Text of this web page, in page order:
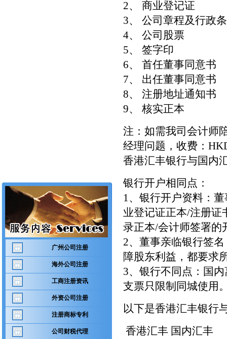
广州公司注册
海外公司注册
工商注册资讯
外资公司注册
注册商标专利
公司财税代理
2、 商业登记证
3、 公司章程及行政
4、 公司股票
5、 签字印
6、 首任董事同意书
7、 出任董事同意书
8、 注册地址通知书
9、 核实正本
注：如需我司会计师
经理问题，收费：
香港汇丰银行与国内
银行开户相同点：
1、银行开户资料：
业登记证正本/注册证
录正本/会计师签署的
2、董事亲临银行签
障股东利益，都要求
3、银行不同点：国
支票只限制同城使用
以下是香港汇丰银行
香港汇丰 国内汇丰